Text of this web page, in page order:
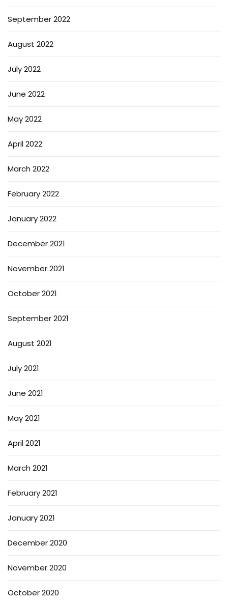
September 2022
August 2022
July 2022
June 2022
May 2022
April 2022
March 2022
February 2022
January 2022
December 2021
November 2021
October 2021
September 2021
August 2021
July 2021
June 2021
May 2021
April 2021
March 2021
February 2021
January 2021
December 2020
November 2020
October 2020